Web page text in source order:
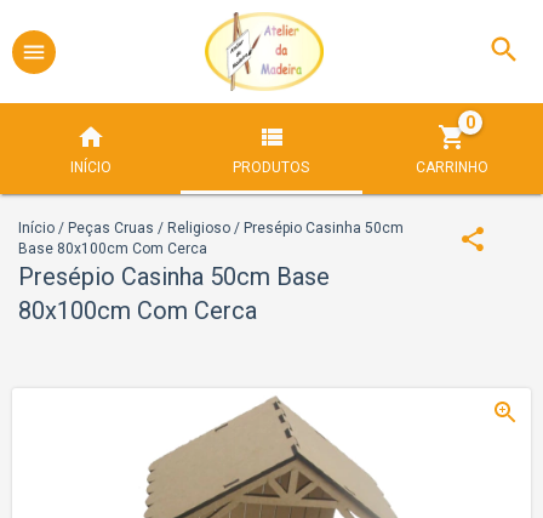
INÍCIO PRODUTOS CARRINHO
0
Início / Peças Cruas / Religioso / Presépio Casinha 50cm
Base 80x100cm Com Cerca
Presépio Casinha 50cm Base
80x100cm Com Cerca